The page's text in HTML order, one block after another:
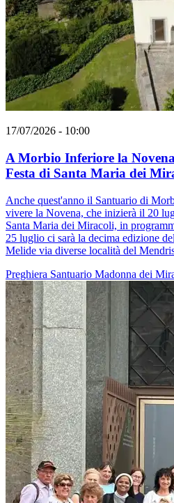
17/07/2026 - 10:00
A Morbio Inferiore la
Festa di Santa Maria dei
Anche quest'anno il Santuario di
vivere la Novena, che inizierà il 20
Santa Maria dei Miracoli, in
25 luglio ci sarà la decima edizione
Melide via diverse località del
Preghiera Santuario Madonna dei